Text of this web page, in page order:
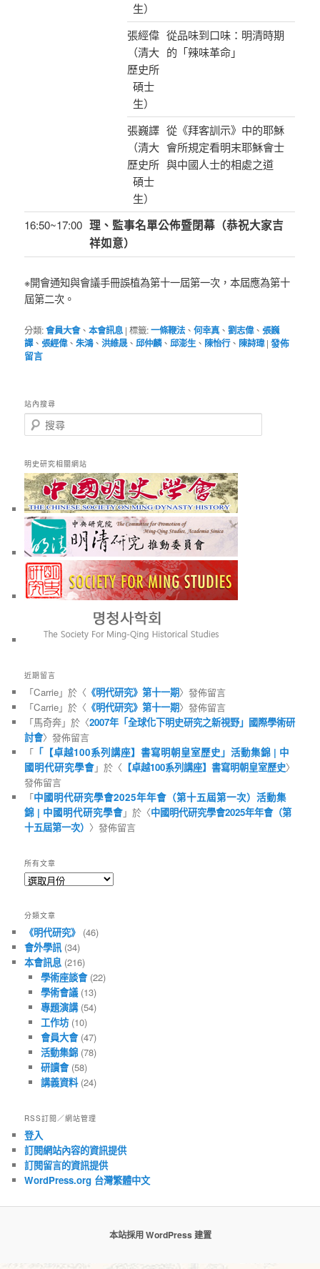
生）
張經偉
（清大
歷史所
碩士
生）
從品味到口味：明清時期
的「辣味革命」
張巍譯
（清大
歷史所
碩士
生）
從《拜客訓示》中的耶穌
會所規定看明末耶穌會士
與中國人士的相處之道
16:50~17:00 理、監事名單公佈暨閉幕（恭祝大家吉
祥如意）
※開會通知與會議手冊誤植為第十一屆第一次，本屆應為第十
屆第二次。
分類:會員大會、本會訊息 |標籤:一條鞭法、何幸真、劉志偉、張巍
譯、張經偉、朱鴻、洪維晟、邱仲麟、邱澎生 、 陳怡行、 陳詩瑋 |發佈
留言
站內搜尋
搜
尋
明史研究相關網站
近期留言
「Carrie」於〈 《明代研究》第十一期〉發佈留言
「Carrie」於〈 《明代研究》第十一期〉發佈留言
「馬奇奔」於〈2007年「全球化下明史研究之新視野」國際學術研
討會〉發佈留言
「 「【卓越100系列講座】書寫明朝皇室歷史」活動集錦 | 中
國明代研究學會」於〈 【卓越100系列講座】書寫明朝皇室歷史〉
發佈留言
「中國明代研究學會2025年年會（第十五屆第一次）活動集
錦 | 中國明代研究學會」於〈中國明代研究學會2025年年會（第
十五屆第一次） 〉發佈留言
所有文章
所
章
分類文章
《明代研究》 (46)
會外學訊(34)
本會訊息 (216)
學術座談會(22)
學術會議(13)
專題演講(54)
工作坊(10)
會員大會(47)
活動集錦(78)
研讀會(58)
講義資料(24)
RSS訂閱／網站管理
登入
訂閱網站內容的資訊提供
訂閱留言的資訊提供
WordPress.org 台灣繁體中文
本站採用 WordPress 建置